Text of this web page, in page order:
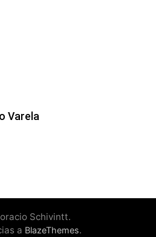
Varela
Schivintt.
a BlazeThemes.